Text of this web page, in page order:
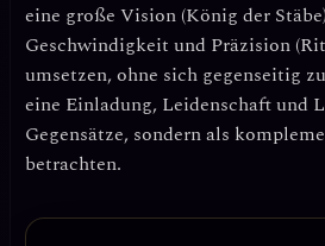
eine große Vision (König der
Geschwindigkeit und Präzision
umsetzen, ohne sich gegenseitig
eine Einladung, Leidenschaft und
Gegensätze, sondern als
betrachten.